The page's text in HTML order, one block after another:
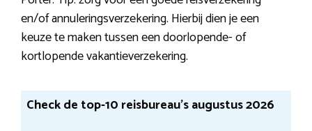
en/of annuleringsverzekering. Hierbij dien je een
keuze te maken tussen een doorlopende- of
kortlopende vakantieverzekering.
Check de top-10 reisbureau’s augustus 2026